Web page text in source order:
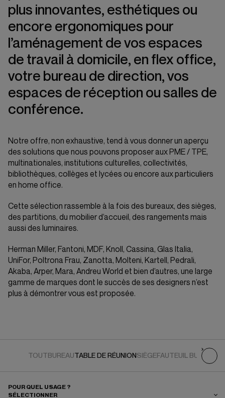
plus innovantes, esthétiques ou
encore ergonomiques pour
l’aménagement de vos espaces
de travail à domicile, en flex office,
votre bureau de direction, vos
espaces de réception ou salles de
conférence.
Notre offre, non exhaustive, tend à vous donner un aperçu
des solutions que nous pouvons proposer aux PME / TPE,
multinationales, institutions culturelles, collectivités,
bibliothèques, collèges et lycées ou encore aux particuliers
en home office.
Cette sélection rassemble à la fois des bureaux, des sièges,
des partitions, du mobilier d’accueil, des rangements mais
aussi des luminaires.
Herman Miller, Fantoni, MDF, Knoll, Cassina, Glas Italia,
UniFor, Poltrona Frau, Zanotta, Molteni, Kartell, Pedrali,
Akaba, Arper, Mara, Andreu World et bien d’autres, une large
gamme de marques dont le succès de ses designers n’est
plus à démontrer vous est proposée.
TOUTBUREAUTABLE DE RÉUNIONSIÈGEFAUTEUIL BUREAUX
POUR QUEL USAGE ?
SÉLECTIONNER